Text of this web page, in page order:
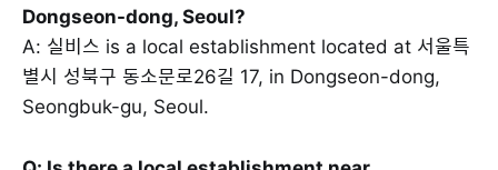
Dongseon-dong, Seoul?
A: 실비스 is a local establishment located at 서울특
별시 성북구 동소문로26길 17, in Dongseon-dong,
Seongbuk-gu, Seoul.